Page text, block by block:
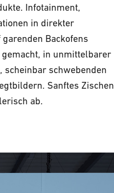
Infotainment,
in direkter
Backofens
in unmittelbarer
schwebenden
Sanftes Zischen
ab.